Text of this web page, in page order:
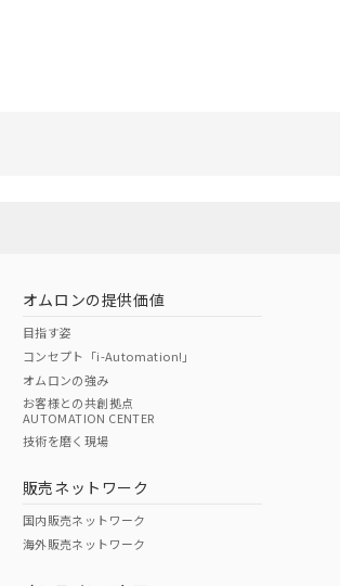
オムロンの提供価値
目指す姿
コンセプト「i-Automation!」
オムロンの強み
お客様との共創拠点
AUTOMATION CENTER
技術を磨く現場
販売ネットワーク
国内販売ネットワーク
海外販売ネットワーク